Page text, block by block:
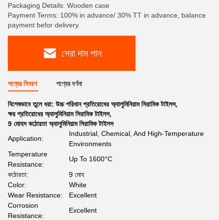
Packaging Details: Wooden case
Payment Terms: 100% in advance/ 30% TT in advance, balance
payment befor delivery.
সেরা দাম পান
পণ্যের বিবরণ পণ্যের বর্ণনা
বিশেষভাবে তুলে ধরা: উচ্চ পরিধান প্রতিরোধের অ্যালুমিনিয়াম সিরামিক টাইলস,
ক্ষয় প্রতিরোধের অ্যালুমিনিয়াম সিরামিক টাইলস,
9 মোহস কঠোরতা অ্যালুমিনিয়াম সিরামিক টাইলস
Application:
Industrial, Chemical, And High-Temperature
Environments
Temperature
Resistance:
Up To 1600°C
কঠোরতা:
9 মোহ
Color:
White
Wear Resistance:
Excellent
Corrosion
Resistance:
Excellent